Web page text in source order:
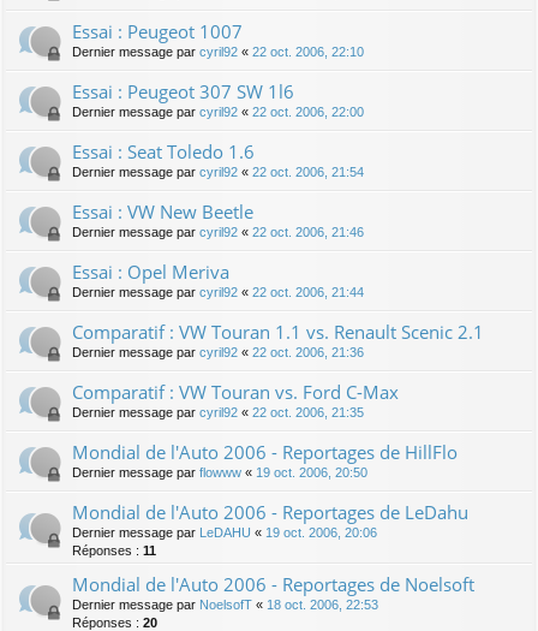
Essai : Peugeot 1007
Dernier message par cyril92 « 22 oct. 2006, 22:10
Essai : Peugeot 307 SW 1l6
Dernier message par cyril92 « 22 oct. 2006, 22:00
Essai : Seat Toledo 1.6
Dernier message par cyril92 « 22 oct. 2006, 21:54
Essai : VW New Beetle
Dernier message par cyril92 « 22 oct. 2006, 21:46
Essai : Opel Meriva
Dernier message par cyril92 « 22 oct. 2006, 21:44
Comparatif : VW Touran 1.1 vs. Renault Scenic 2.1
Dernier message par cyril92 « 22 oct. 2006, 21:36
Comparatif : VW Touran vs. Ford C-Max
Dernier message par cyril92 « 22 oct. 2006, 21:35
Mondial de l'Auto 2006 - Reportages de HillFlo
Dernier message par flowww « 19 oct. 2006, 20:50
Mondial de l'Auto 2006 - Reportages de LeDahu
Dernier message par LeDAHU « 19 oct. 2006, 20:06
Réponses : 11
Mondial de l'Auto 2006 - Reportages de Noelsoft
Dernier message par NoelsofT « 18 oct. 2006, 22:53
Réponses : 20